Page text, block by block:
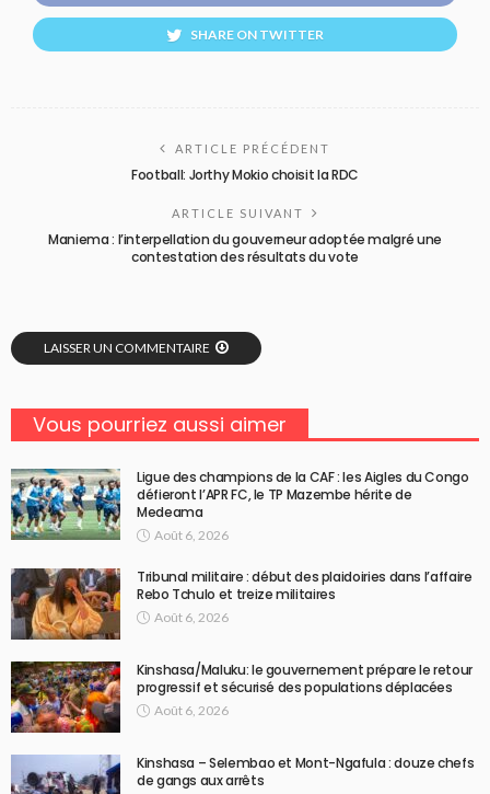
SHARE ON TWITTER
ARTICLE PRÉCÉDENT
Football: Jorthy Mokio choisit la RDC
ARTICLE SUIVANT
Maniema : l’interpellation du gouverneur adoptée malgré une
contestation des résultats du vote
LAISSER UN COMMENTAIRE
Vous pourriez aussi aimer
Ligue des champions de la CAF : les Aigles du Congo
défieront l’APR FC, le TP Mazembe hérite de
Medeama
Août 6, 2026
Tribunal militaire : début des plaidoiries dans l’affaire
Rebo Tchulo et treize militaires
Août 6, 2026
Kinshasa/Maluku: le gouvernement prépare le retour
progressif et sécurisé des populations déplacées
Août 6, 2026
Kinshasa – Selembao et Mont-Ngafula : douze chefs
de gangs aux arrêts